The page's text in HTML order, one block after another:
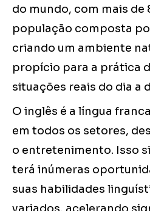
do mundo, com mais de
população composta
criando um ambiente
propício para a prática
situações reais do dia a
O inglês é a língua
em todos os setores,
o entretenimento. Isso
terá inúmeras
suas habilidades